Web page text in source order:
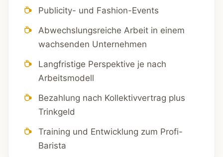
Publicity- und Fashion-Events
Abwechslungsreiche Arbeit in einem
wachsenden Unternehmen
Langfristige Perspektive je nach
Arbeitsmodell
Bezahlung nach Kollektivvertrag plus
Trinkgeld
Training und Entwicklung zum Profi-
Barista